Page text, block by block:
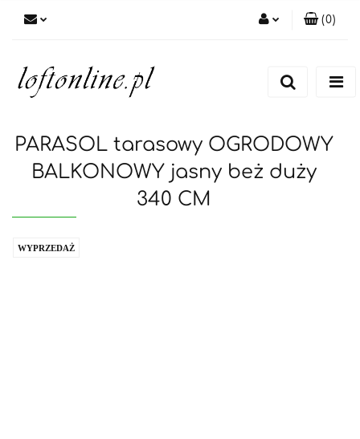
(0)
PARASOL tarasowy OGRODOWY
BALKONOWY jasny beż duży
340 CM
WYPRZEDAŻ